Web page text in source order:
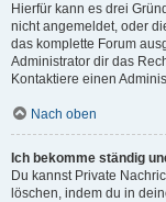
Hierfür kann es drei
nicht angemeldet, oder
das komplette Forum
Administrator dir das
Kontaktiere einen
Nach oben
Ich bekomme ständig
Du kannst Private
löschen, indem du in